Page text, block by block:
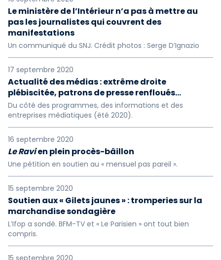
Le ministère de l’Intérieur n’a pas à mettre au
pas les journalistes qui couvrent des
manifestations
Un communiqué du SNJ. Crédit photos : Serge D’Ignazio
17 septembre 2020
Actualité des médias : extrême droite
plébiscitée, patrons de presse renfloués…
Du côté des programmes, des informations et des
entreprises médiatiques (été 2020).
16 septembre 2020
Le Ravien plein procès-bâillon
Une pétition en soutien au « mensuel pas pareil ».
15 septembre 2020
Soutien aux « Gilets jaunes » : tromperies sur la
marchandise sondagière
L’Ifop a sondé. BFM-TV et « Le Parisien » ont tout bien
compris.
15 septembre 2020